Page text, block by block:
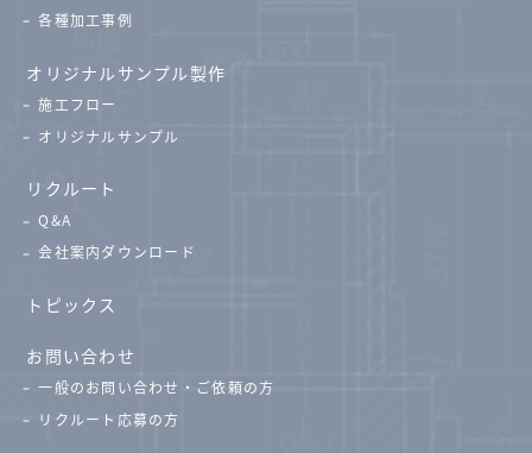
各種加工事例
オリジナルサンプル製作
施工フロー
オリジナルサンプル
リクルート
Q&A
会社案内ダウンロード
トピックス
お問い合わせ
一般のお問い合わせ・ご依頼の方
リクルート応募の方